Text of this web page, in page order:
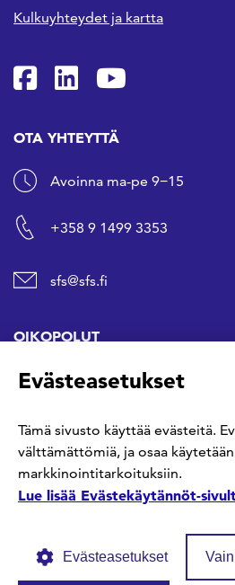
Kulkuyhteydet ja kartta
SFS Facebookissa
SFS Linkedinissä
SFS
OTA YHTEYTTÄ
Avoinna ma-pe 9−15
+358 9 1499 3353
sfs@sfs.fi
OIKOPOLUT
Hanki standardi
Kommentoi tekeillä olevia
Anna meille palautetta
Evästeasetukset
Tämä sivusto käyttää evästeitä.
välttämättömiä, ja osaa
markkinointitarkoituksiin.
Lue lisää Evästekäytännöt-
Evästeasetukset